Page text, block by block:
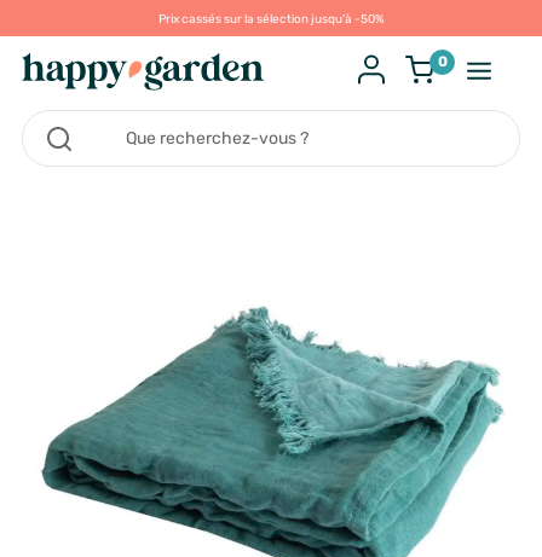
Prix cassés sur la sélection jusqu'à -50%
0